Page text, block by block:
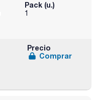
Pack (u.)
1
Precio
Comprar